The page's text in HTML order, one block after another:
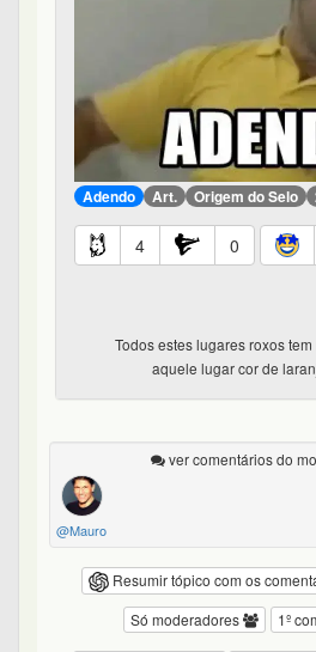
Adendo Art. Origem do Selo
4 0
Todos estes lugares roxos
aquele lugar cor de
ver comentários do
@Mauro
Resumir tópico com os
1º
Só moderadores